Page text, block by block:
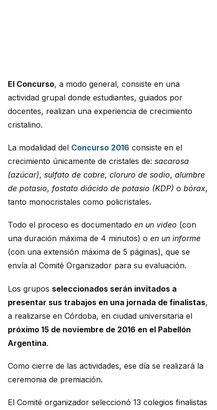
El Concurso, a modo general, consiste en una
actividad grupal donde estudiantes, guiados por
docentes, realizan una experiencia de crecimiento
cristalino.
La modalidad del Concurso 2016 consiste en el
crecimiento únicamente de cristales de: sacarosa
(azúcar), sulfato de cobre, cloruro de sodio, alumbre
de potasio, fostato diácido de potasio (KDP) o bórax,
tanto monocristales como policristales.
Todo el proceso es documentado en un video (con
una duración máxima de 4 minutos) o en un informe
(con una extensión máxima de 5 páginas), que se
envía al Comité Organizador para su evaluación.
Los grupos seleccionados serán invitados a
presentar sus trabajos en una jornada de finalistas,
a realizarse en Córdoba, en ciudad universitaria el
próximo 15 de noviembre de 2016 en el Pabellón
Argentina.
Como cierre de las actividades, ese día se realizará la
ceremonia de premiación.
El Comité organizador seleccionó 13 colegios finalistas